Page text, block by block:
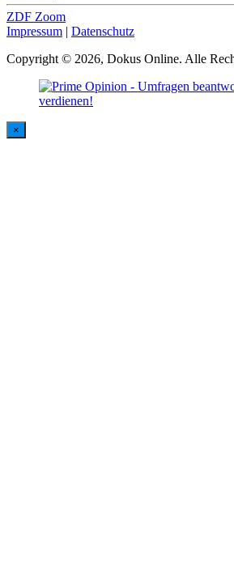
ZDF Zoom
Impressum | Datenschutz
Copyright © 2026, Dokus Online. Alle
×